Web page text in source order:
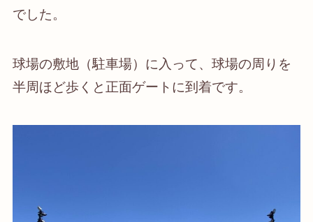
でした。
球場の敷地（駐車場）に入って、球場の周りを
半周ほど歩くと正面ゲートに到着です。